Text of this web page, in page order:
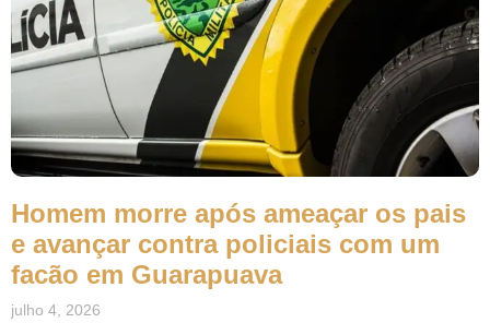
Homem morre após ameaçar os pais
e avançar contra policiais com um
facão em Guarapuava
julho 4, 2026